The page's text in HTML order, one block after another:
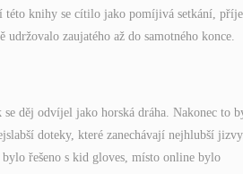
této knihy se cítilo jako pomíjivá setkání,
zaujatého až do samotného konce.
děj odvíjel jako horská dráha. Nakonec to
doteky, které zanechávají nejhlubší
řešeno s kid gloves, místo online bylo